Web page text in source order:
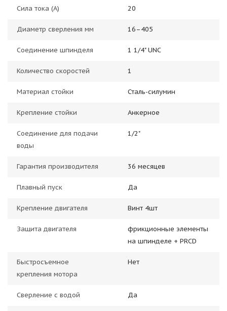
Сила тока (А) 20
Диаметр сверления мм 16–405
Соединение шпинделя 1 1/4" UNC
Количество скоростей 1
Материал стойки Сталь-силумин
Крепление стойки Анкерное
Соединение для подачи
воды
1/2"
Гарантия производителя 36 месяцев
Плавный пуск Да
Крепление двигателя Винт 4шт
Защита двигателя
фрикционные элементы
на шпинделе + PRCD
Быстросъемное
крепления мотора
Нет
Сверление с водой Да